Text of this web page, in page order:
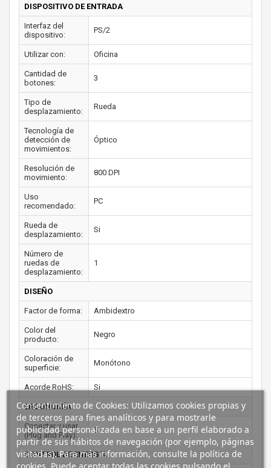
DISPOSITIVO DE ENTRADA
Interfaz del
dispositivo:
PS/2
Utilizar con: Oficina
Cantidad de
botones:
3
Tipo de
desplazamiento:
Rueda
Tecnología de
detección de
movimientos:
Óptico
Resolución de
movimiento:
800 DPI
Uso
recomendado:
PC
Rueda de
desplazamiento:
Si
Número de
ruedas de
desplazamiento:
1
DISEÑO
Factor de forma: Ambidextro
Color del
producto:
Negro
Coloración de
superficie:
Monótono
Acorde RoHS: Si
ERGONOMÍA
Conectar y usar
(Plug and Play):
Si
CONTROL DE ENERGÍA
Consentimiento de Cookies: Utilizamos cookies propias y
de terceros para fines analíticos y para mostrarle
publicidad personalizada en base a un perfil elaborado a
partir de sus hábitos de navegación (por ejemplo, páginas
visitadas). Para más información, consulte la política de
cookies. Puede aceptar todas las cookies pulsando el